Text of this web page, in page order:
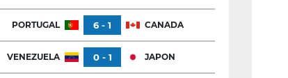
PORTUGAL 6 - 1 CANADA
VENEZUELA 0 - 1 JAPON